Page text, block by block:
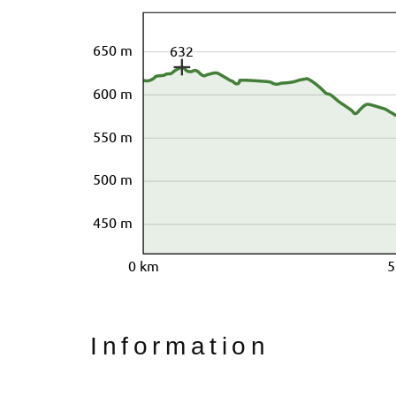
0 km
450 m
500 m
550 m
600 m
650 m 632
Information